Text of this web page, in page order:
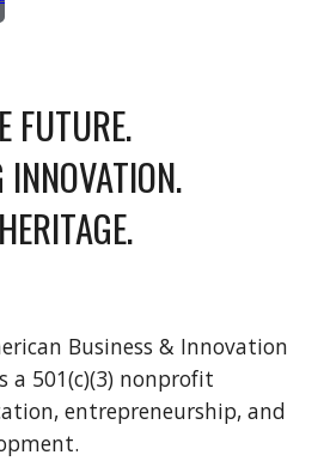
FUTURE.
INNOVATION.
Business & Innovation
a 501(c)(3) nonprofit
entrepreneurship, and